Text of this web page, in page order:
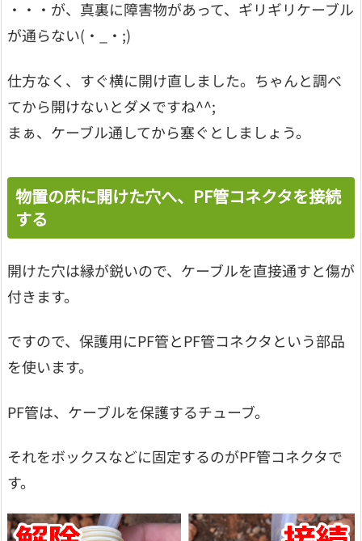
・・・が、真裏に障害物があって、ギリギリケーブル
が通らない(・_・;)
仕方なく、すぐ横に開け直しました。ちゃんと調べ
てから開けないとダメですね^^;
まぁ、ケーブル通してから塞ぐとしましょう。
物置の床に開けた穴へ、PF管コネクタを接続
する
開けた穴は縁が鋭いので、ケーブルを直接通すと傷が
付きます。
ですので、保護用にPF管とPF管コネクタという部品
を使います。
PF管は、ケーブルを保護するチューブ。
それをボックスなどに固定するのがPF管コネクタで
す。